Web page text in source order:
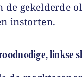
de gekelderde
instorten.
linkse